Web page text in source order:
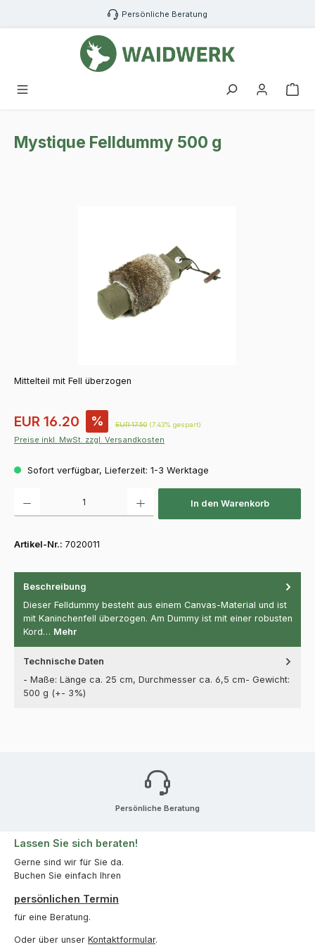
Zum Hauptinhalt springen Persönliche Beratung
Mystique Felldummy 500 g
Mittelteil mit Fell überzogen
Verkaufspreis:
EUR 16.20 % Regulärer Preis:
EUR 17.50 (7.43% gespart)
Preise inkl. MwSt. zzgl. Versandkosten
Sofort verfügbar, Lieferzeit: 1-3 Werktage
In den Warenkorb
Artikel-Nr.: 7020011
Beschreibung
Dieser Felldummy besteht aus einem Canvas-Material und ist
mit Kaninchenfell überzogen. Am Dummy ist mit einer robusten
Kord… Mehr
Technische Daten
- Maße: Länge ca. 25 cm, Durchmesser ca. 6,5 cm- Gewicht:
500 g (+- 3%)
Persönliche Beratung
Lassen Sie sich beraten!
Gerne sind wir für Sie da.
Buchen Sie einfach Ihren
persönlichen Termin
für eine Beratung.
Oder über unser Kontaktformular.